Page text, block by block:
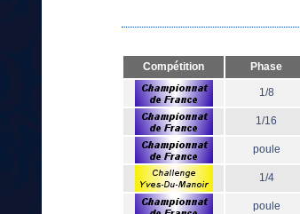
Compétition Phase
1/8
1/16
poule
1/4
poule